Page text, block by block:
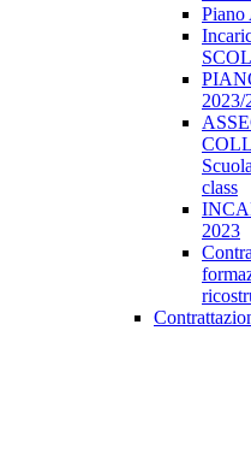
Piano
2023/
class
2023